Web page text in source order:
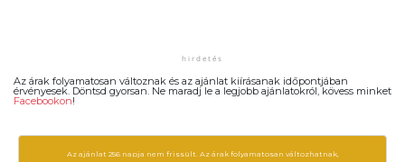
Az árak folyamatosan változnak és az ajánlat kiírásanak időpontjában
érvényesek. Döntsd gyorsan. Ne maradj le a legjobb ajánlatokról, kövess minket
Facebookon!
Az ajánlat 256 napja nem frissült. Az árak folyamatosan változhatnak,